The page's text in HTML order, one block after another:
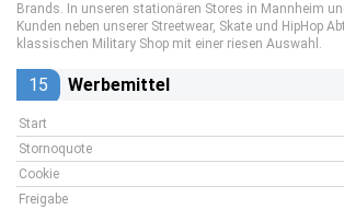
Brands. In unseren stationären Stores in Mannheim
Kunden neben unserer Streetwear, Skate und HipHop
klassischen Military Shop mit einer riesen Auswahl.
15 Werbemittel
Start
Stornoquote
Cookie
Freigabe